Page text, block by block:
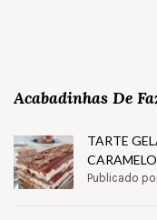
Acabadinhas De
TARTE
Publicado